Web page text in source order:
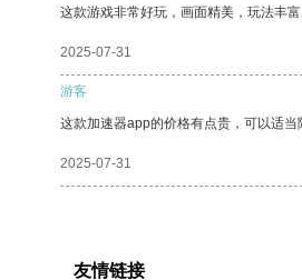
这款游戏非常好玩，画面精美，玩法丰富
2025-07-31
游客
这款加速器app的价格有点贵，可以适
2025-07-31
友情链接